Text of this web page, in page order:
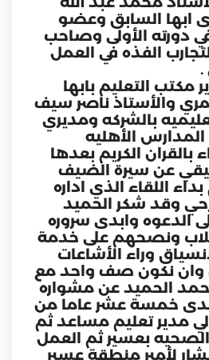
ابها السابق وعضو
دورته الأولى وصاحب
الفذه في العمل
.
التعليم بابها
والأستاذ ناصر سيف
بالشركه ومديري
الأهليه
بالقران الكريم بعدها
عن سيرة الضيف
اللقاء الذي اداره
وقد شكر الحميد
الدعوه وابدى سروره
ونصحهم على خدمة
وراء الأشاعات
وان نكون صف واحد مع
الحميد عن مشواره
مدى خمسة عشر عاما من
مدير تعليم مساعد ثم
بعسير ثم العمل
لأمير منطقة عسير